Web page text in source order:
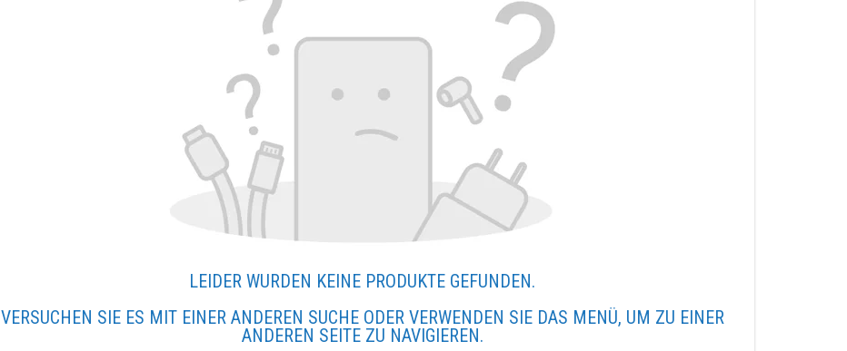
LEIDER WURDEN KEINE PRODUKTE GEFUNDEN.
VERSUCHEN SIE ES MIT EINER ANDEREN SUCHE ODER VERWENDEN SIE DAS MENÜ, UM ZU EINER
ANDEREN SEITE ZU NAVIGIEREN.